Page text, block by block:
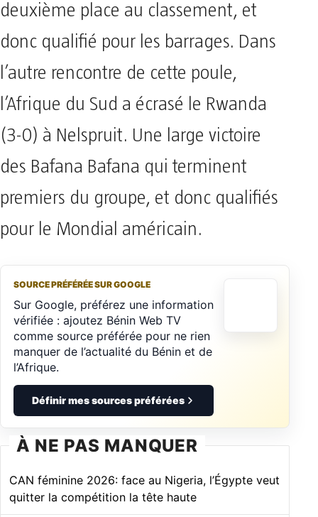
deuxième place au classement, et
donc qualifié pour les barrages. Dans
l’autre rencontre de cette poule,
l’Afrique du Sud a écrasé le Rwanda
(3-0) à Nelspruit. Une large victoire
des Bafana Bafana qui terminent
premiers du groupe, et donc qualifiés
pour le Mondial américain.
SOURCE PRÉFÉRÉE SUR GOOGLE
Sur Google, préférez une information
vérifiée : ajoutez Bénin Web TV
comme source préférée pour ne rien
manquer de l’actualité du Bénin et de
l’Afrique.
Définir mes sources préférées
À NE PAS MANQUER
CAN féminine 2026: face au Nigeria, l’Égypte veut
quitter la compétition la tête haute